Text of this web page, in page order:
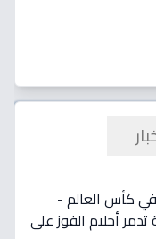
في كأس العالم -
أحلام الفوز على